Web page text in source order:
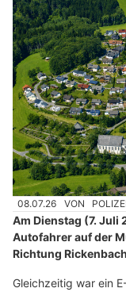
08.07.26 VON
Am Dienstag (7. Juli
Autofahrer auf der
Richtung
Gleichzeitig war ein